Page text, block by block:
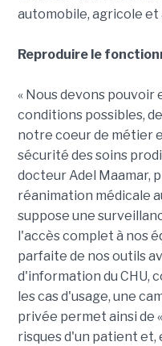
automobile, agricole et
Reproduire le
« Nous devons pouvoir
conditions possibles,
notre coeur de métier
sécurité des soins
docteur Adel Maamar,
réanimation médicale
suppose une
l'accès complet à nos
parfaite de nos outils
d'information du CHU,
les cas d'usage, une
privée permet ainsi de
risques d'un patient et,